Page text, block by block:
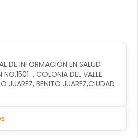
DE INFORMACIÓN EN SALUD
, COLONIA DEL VALLE
JUAREZ, BENITO JUAREZ,CIUDAD